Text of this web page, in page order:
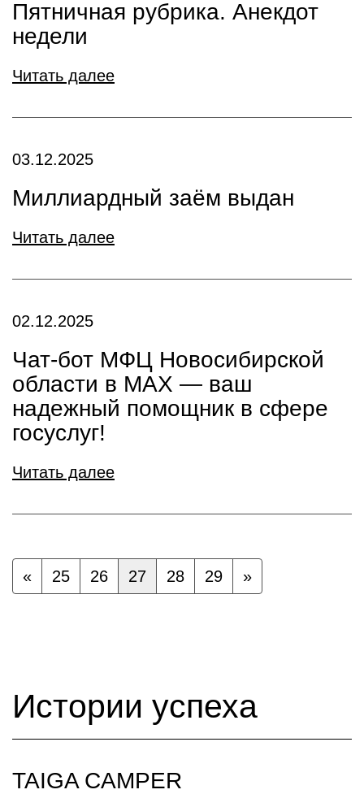
Пятничная рубрика. Анекдот
недели
Читать далее
03.12.2025
Миллиардный заём выдан
Читать далее
02.12.2025
Чат-бот МФЦ Новосибирской
области в МАХ — ваш
надежный помощник в сфере
госуслуг!
Читать далее
« 25 26 27 28 29 »
Истории успеха
TAIGA CAMPER